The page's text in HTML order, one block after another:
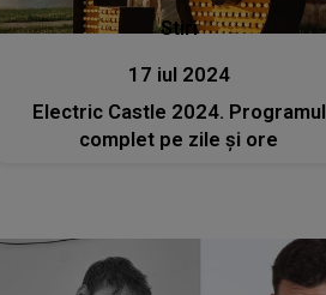
Stiri
17 iul 2024
Electric Castle 2024. Programul
complet pe zile și ore